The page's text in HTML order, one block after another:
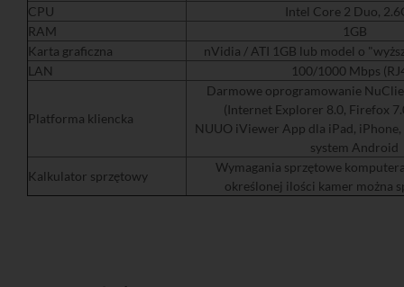
CPU
Intel Core 2 Duo,
RAM
1GB
Karta graficzna
nVidia / ATI 1GB lub model o
LAN
100/1000 Mbps
Platforma kliencka
Darmowe oprogramowanie
(Internet Explorer 8.0, Firefox
NUUO iViewer App dla iPad,
system Android
Kalkulator sprzętowy
Wymagania sprzętowe
określonej ilości kamer można